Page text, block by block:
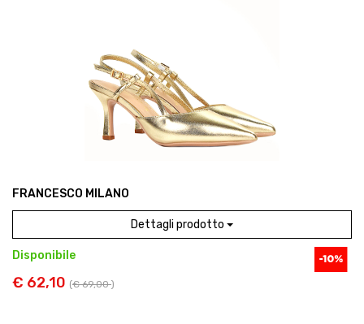
FRANCESCO MILANO
Dettagli prodotto
Disponibile
€ 62,10 (€ 69,00)